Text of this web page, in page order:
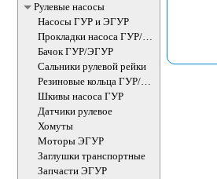
Рулевые насосы
Насосы ГУР и ЭГУР
Прокладки насоса ГУР/
ЭГУР
Бачок ГУР/ЭГУР
Сальники рулевой рейки
Резиновые кольца ГУР/
ЭГУР
Шкивы насоса ГУР
Датчики рулевое
Хомуты
Моторы ЭГУР
Заглушки транспортные
Запчасти ЭГУР